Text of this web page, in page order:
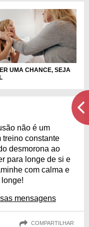
UMA CHANCE, SEJA
não é um
treino constante
desmorona ao
para longe de si e
com calma e
mensagens
COMPARTILHAR